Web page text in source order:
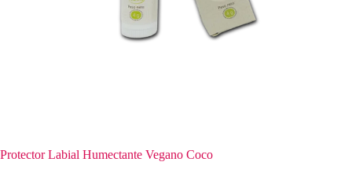
Protector Labial Humectante Vegano Coco